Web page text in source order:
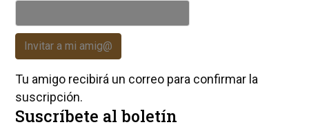
Invitar a mi amig@
Tu amigo recibirá un correo para confirmar la
suscripción.
Suscríbete al boletín